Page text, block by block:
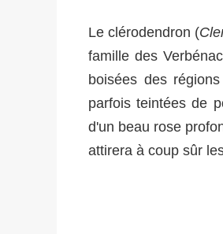
Le clérodendron (
famille des
boisées des
parfois teintées de
d'un beau rose
attirera à coup sûr